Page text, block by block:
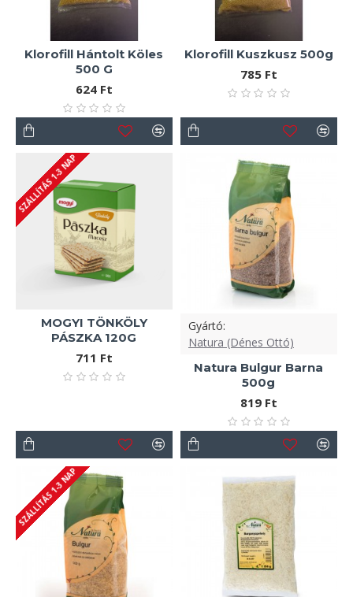
Klorofill Hántolt Köles
500 G
624 Ft
Klorofill Kuszkusz 500g
785 Ft
SZÁLLÍTÁS 1-3 NAP
MOGYI TÖNKÖLY
PÁSZKA 120G
711 Ft
Gyártó:
Natura (Dénes Ottó)
Natura Bulgur Barna
500g
819 Ft
SZÁLLÍTÁS 1-3 NAP